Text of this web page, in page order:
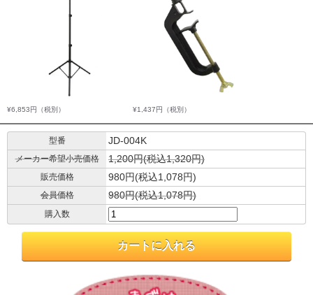
¥6,853円 （税別） ¥1,437円 （税別）
型番 JD-004K
メーカー希望小売価格 1,200円(税込1,320円)
販売価格 980円(税込1,078円)
会員価格 980円(税込1,078円)
購入数